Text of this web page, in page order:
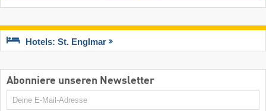
Hotels: St. Englmar
Abonniere unseren Newsletter
E-